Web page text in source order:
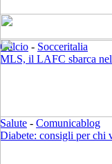
Calcio - Socceritalia
MLS, il LAFC sbarca
Salute - Comunicablog
Diabete: consigli per chi